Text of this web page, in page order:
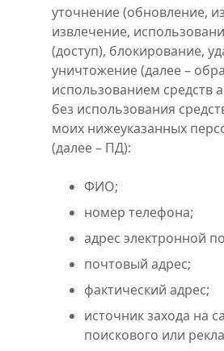
уточнение (обновление,
извлечение,
(доступ), блокирование,
уничтожение (далее –
использованием средств
без использования
моих нижеуказанных
(далее – ПД):
ФИО;
номер телефона;
адрес электронной
почтовый адрес;
фактический адрес;
источник захода на
поискового или